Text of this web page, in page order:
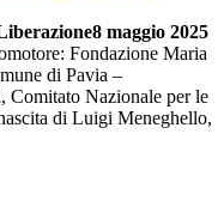
8 maggio 2025
Fondazione Maria
di Pavia –
Comitato Nazionale per le
di Luigi Meneghello,